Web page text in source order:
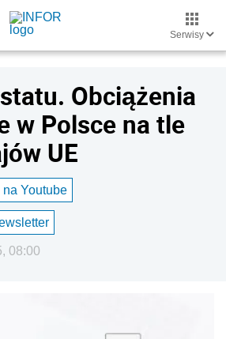
Serwisy
Obciążenia
w Polsce na tle
UE
Youtube
08:00